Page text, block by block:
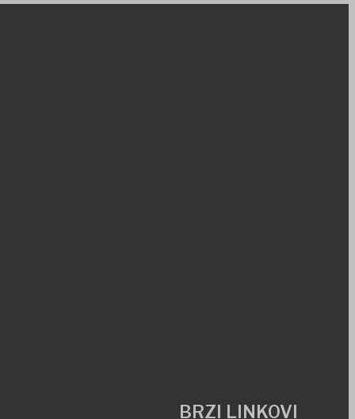
BRZI LINKOVI